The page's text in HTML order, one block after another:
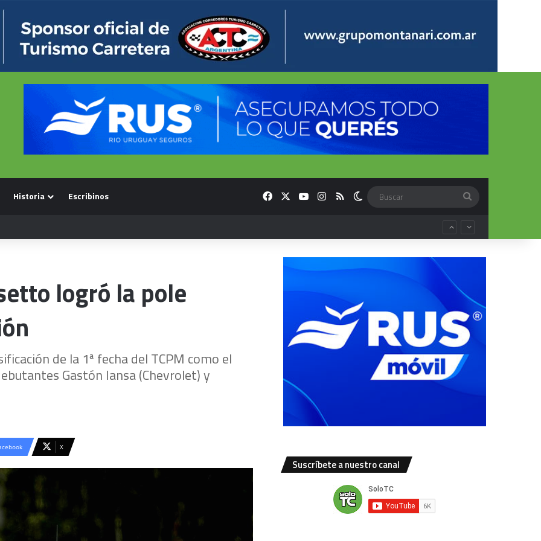
Historia Escribinos FacebookYouTubeInstagram
RSS Switch skin
logró la pole
de la 1ª fecha del TCPM como el
Gastón Iansa (Chevrolet) y
X
Suscríbete a nuestro canal